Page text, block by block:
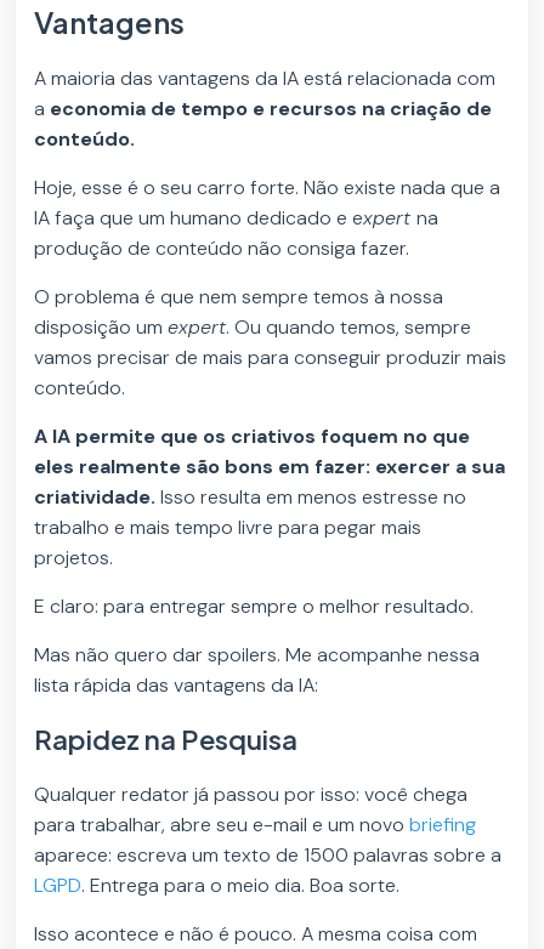
Vantagens
A maioria das vantagens da IA está relacionada com
a economia de tempo e recursos na criação de
conteúdo.
Hoje, esse é o seu carro forte. Não existe nada que a
IA faça que um humano dedicado e expertna
produção de conteúdo não consiga fazer.
O problema é que nem sempre temos à nossa
disposição umexpert. Ou quando temos, sempre
vamos precisar de mais para conseguir produzir mais
conteúdo.
A IA permite que os criativos foquem no que
eles realmente são bons em fazer: exercer a sua
criatividade. Isso resulta em menos estresse no
trabalho e mais tempo livre para pegar mais
projetos.
E claro: para entregar sempre o melhor resultado.
Mas não quero dar spoilers. Me acompanhe nessa
lista rápida das vantagens da IA:
Rapidez na Pesquisa
Qualquer redator já passou por isso: você chega
para trabalhar, abre seu e-mail e um novobriefing
aparece: escreva um texto de 1500 palavras sobre a
LGPD. Entrega para o meio dia. Boa sorte.
Isso acontece e não é pouco. A mesma coisa com